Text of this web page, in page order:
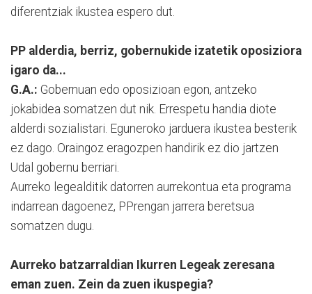
diferentziak ikustea espero dut.
PP alderdia, berriz, gobernukide izatetik oposiziora
igaro da...
G.A.: Gobernuan edo oposizioan egon, antzeko
jokabidea somatzen dut nik. Errespetu handia diote
alderdi sozialistari. Eguneroko jarduera ikustea besterik
ez dago. Oraingoz eragozpen handirik ez dio jartzen
Udal gobernu berriari.
Aurreko legealditik datorren aurrekontua eta programa
indarrean dagoenez, PPrengan jarrera beretsua
somatzen dugu.
Aurreko batzarraldian Ikurren Legeak zeresana
eman zuen. Zein da zuen ikuspegia?